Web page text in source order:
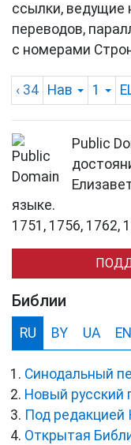
ссылки, ведущие
переводов,
с номерами
‹ 34 Нав 1
Public
языке.
1751, 1756, 1762,
Библии
RU BY UA EN
Синодальный
Новый русский
Под редакцией
Открытая